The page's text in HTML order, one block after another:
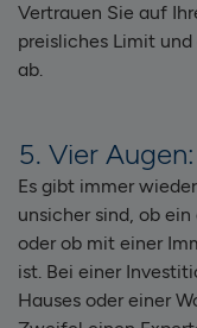
Vertrauen Sie auf
preisliches Limit
ab.
5. Vier
Es gibt immer
unsicher sind, ob
oder ob mit einer
ist. Bei einer
Hauses oder einer